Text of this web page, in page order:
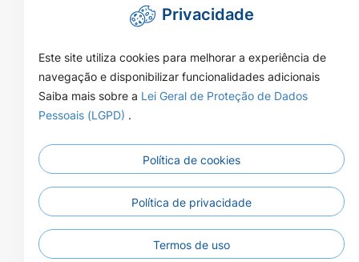
Endereço:
Rua Naor Ferrari 1080 - Centro - CEP
Atendimento:
07:00 às 13:00 horas Segunda a
Sexta-feira
Telefone:(66)3592-3200
Privacidade
Este site utiliza cookies para melhorar a experiência de
navegação e disponibilizar funcionalidades adicionais
Saiba mais sobre a Lei Geral de Proteção de Dados
Pessoais (LGPD) .
Política de cookies
Política de privacidade
Termos de uso